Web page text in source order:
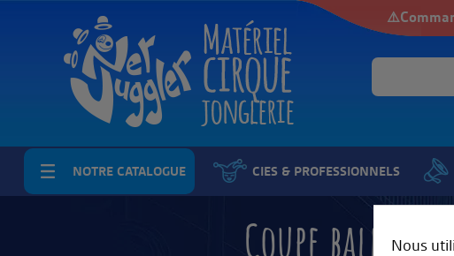
Nous
NOTRE CATALOGUE CIES & PROFESSIONNELS
Coupe ballon